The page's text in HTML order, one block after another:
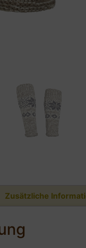
Zusätzliche